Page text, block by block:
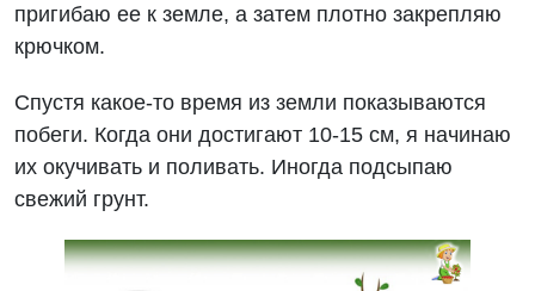
пригибаю ее к земле, а затем плотно закрепляю
крючком.
Спустя какое-то время из земли показываются
побеги. Когда они достигают 10-15 см, я начинаю
их окучивать и поливать. Иногда подсыпаю
свежий грунт.